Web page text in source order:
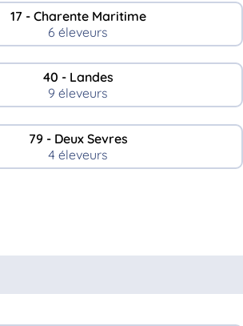
17 - Charente Maritime
6 éleveurs
40 - Landes
9 éleveurs
79 - Deux Sevres
4 éleveurs